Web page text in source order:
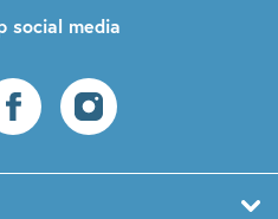
social media